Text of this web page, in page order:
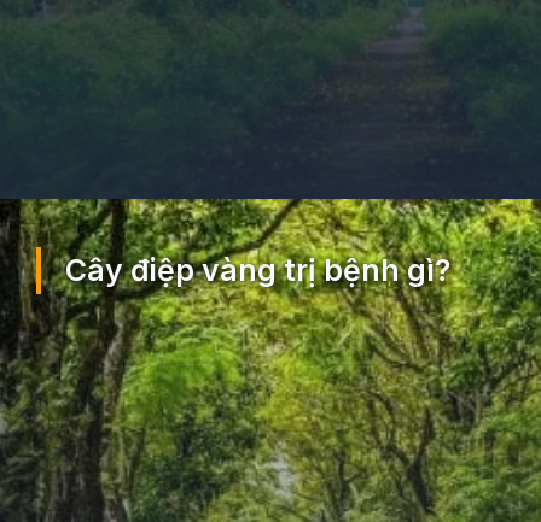
Đang mởhttps://ocopaz.vn/cay-diep-vang-217
Cây điệp vàng trị bệnh gì?